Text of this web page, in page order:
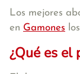
Los mejores
en Gamones
¿Qué es el